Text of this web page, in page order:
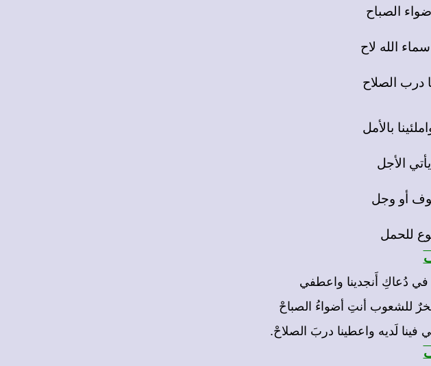
الصباح
الله لاح
درب الصلاح
الأجل
أو وجل
للحمل
دُعاكِ أَنجدينا واعطفي
للشعوب أنتِ أضواءُ الصباحْ
لَديه واعطينا دربَ الصلاحْ.